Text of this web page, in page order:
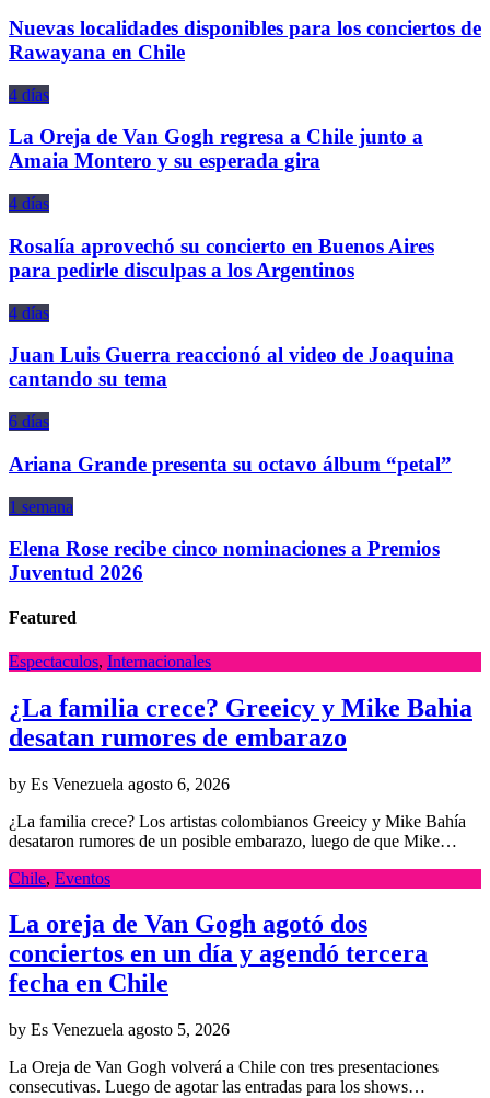
Nuevas localidades disponibles para los conciertos de
Rawayana en Chile
4 días
La Oreja de Van Gogh regresa a Chile junto a
Amaia Montero y su esperada gira
4 días
Rosalía aprovechó su concierto en Buenos Aires
para pedirle disculpas a los Argentinos
4 días
Juan Luis Guerra reaccionó al video de Joaquina
cantando su tema
6 días
Ariana Grande presenta su octavo álbum “petal”
1 semana
Elena Rose recibe cinco nominaciones a Premios
Juventud 2026
Featured
Espectaculos, Internacionales
¿La familia crece? Greeicy y Mike Bahia
desatan rumores de embarazo
by Es Venezuela agosto 6, 2026
¿La familia crece? Los artistas colombianos Greeicy y Mike Bahía
desataron rumores de un posible embarazo, luego de que Mike…
Chile, Eventos
La oreja de Van Gogh agotó dos
conciertos en un día y agendó tercera
fecha en Chile
by Es Venezuela agosto 5, 2026
La Oreja de Van Gogh volverá a Chile con tres presentaciones
consecutivas. Luego de agotar las entradas para los shows…